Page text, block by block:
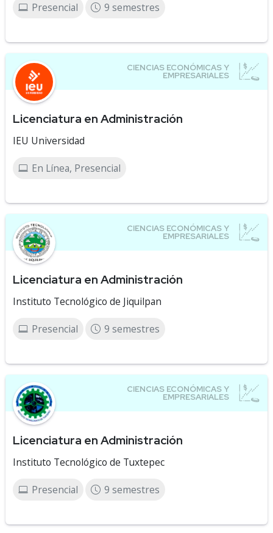
Presencial 9 semestres
Licenciatura en Administración
IEU Universidad
En Línea, Presencial
Licenciatura en Administración
Instituto Tecnológico de Jiquilpan
Presencial 9 semestres
Licenciatura en Administración
Instituto Tecnológico de Tuxtepec
Presencial 9 semestres